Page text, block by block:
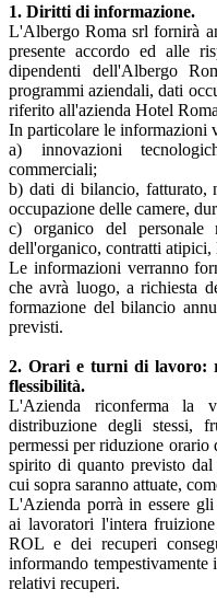
1. Diritti di informazione.
L'Albergo Roma srl fornirà
presente accordo ed alle
dipendenti dell'Albergo
programmi aziendali, dati
riferito all'azienda Hotel
In particolare le informazioni
a) innovazioni
commerciali;
b) dati di bilancio, fatturato,
occupazione delle camere,
c) organico del personale
dell'organico, contratti atipici,
Le informazioni verranno
che avrà luogo, a richiesta
formazione del bilancio
previsti.
2. Orari e turni di lavoro:
flessibilità.
L'Azienda riconferma la
distribuzione degli stessi,
permessi per riduzione
spirito di quanto previsto
cui sopra saranno attuate,
L'Azienda porrà in essere gli
ai lavoratori l'intera
ROL e dei recuperi
informando
relativi recuperi.